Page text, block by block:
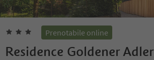
Prenotabile online
Residence Goldener Adler